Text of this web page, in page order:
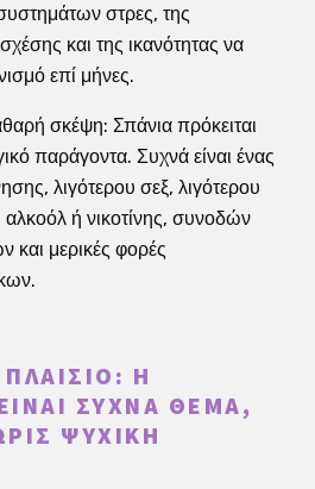
στρες, της
και της ικανότητας να
επί μήνες.
σκέψη: Σπάνια πρόκειται
παράγοντα. Συχνά είναι ένας
λιγότερου σεξ, λιγότερου
ή νικοτίνης, συνοδών
και μερικές φορές
Η
ΣΥΧΝΆ ΘΈΜΑ,
ΨΥΧΙΚΉ